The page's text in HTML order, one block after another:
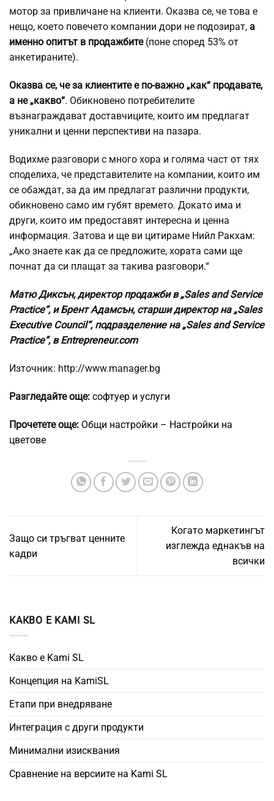
мотор за привличане на клиенти. Оказва се, че това е
нещо, което повечето компании дори не подозират, а
именно опитът в продажбите(поне според 53% от
анкетираните).
Оказва се, че за клиентите е по-важно „как“ продавате,
а не „какво“. Обикновено потребителите
възнаграждават доставчиците, които им предлагат
уникални и ценни перспективи на пазара.
Водихме разговори с много хора и голяма част от тях
споделиха, че представителите на компании, които им
се обаждат, за да им предлагат различни продукти,
обикновено само им губят времето. Докато има и
други, които им предоставят интересна и ценна
информация. Затова и ще ви цитираме Нийл Ракхам:
„Ако знаете как да се предложите, хората сами ще
почнат да си плащат за такива разговори.“
Матю Диксън, директор продажби в „Sales and Service
Practice“, и Брент Адамсън, старши директор на „Sales
Executive Council“, подразделение на „Sales and Service
Practice“, в Entrepreneur.com
Източник: http://www.manager.bg
Разгледайте още: софтуер и услуги
Прочетете още: Общи настройки – Настройки на
цветове
Защо си тръгват ценните
кадри
Когато маркетингът
изглежда еднакъв на
всички
КАКВО Е KAMI SL
Какво е Kami SL
Концепция на KamiSL
Етапи при внедряване
Интеграция с други продукти
Минимални изисквания
Сравнение на версиите на Kami SL